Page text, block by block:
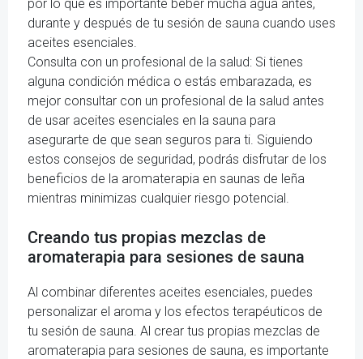
por lo que es importante beber mucha agua antes,
durante y después de tu sesión de sauna cuando uses
aceites esenciales.
Consulta con un profesional de la salud: Si tienes
alguna condición médica o estás embarazada, es
mejor consultar con un profesional de la salud antes
de usar aceites esenciales en la sauna para
asegurarte de que sean seguros para ti. Siguiendo
estos consejos de seguridad, podrás disfrutar de los
beneficios de la aromaterapia en saunas de leña
mientras minimizas cualquier riesgo potencial.
Creando tus propias mezclas de
aromaterapia para sesiones de sauna
Al combinar diferentes aceites esenciales, puedes
personalizar el aroma y los efectos terapéuticos de
tu sesión de sauna. Al crear tus propias mezclas de
aromaterapia para sesiones de sauna, es importante